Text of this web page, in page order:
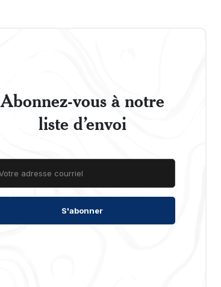
Abonnez-vous à notre
liste d’envoi